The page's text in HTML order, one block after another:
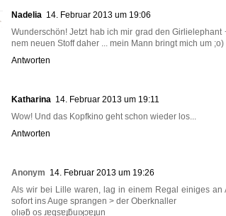
Nadelia 14. Februar 2013 um 19:06
Wunderschön! Jetzt hab ich mir grad den
nem neuen Stoff daher ... mein Mann bringt mich um ;o)
Antworten
Katharina 14. Februar 2013 um 19:11
Wow! Und das Kopfkino geht schon wieder los...
Antworten
Anonym 14. Februar 2013 um 19:26
Als wir bei Lille waren, lag in einem Regal einiges
sofort ins Auge sprangen > der Oberknaller
olıǝƃ os ɹɐqsɐɟƃuıʞɔɐɟun